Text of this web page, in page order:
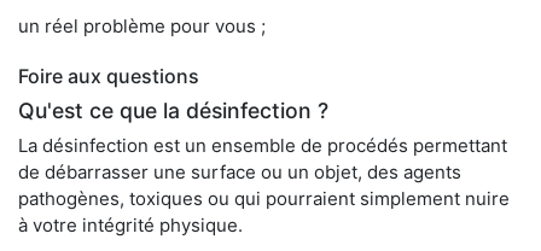
un réel problème pour vous ;
Foire aux questions
Qu'est ce que la désinfection ?
La désinfection est un ensemble de procédés permettant
de débarrasser une surface ou un objet, des agents
pathogènes, toxiques ou qui pourraient simplement nuire
à votre intégrité physique.